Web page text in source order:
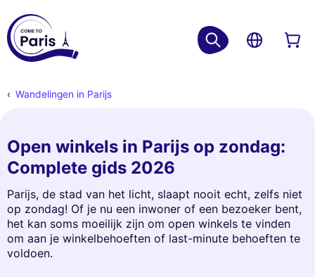
Wandelingen in Parijs
Open winkels in Parijs op zondag:
Complete gids 2026
Parijs, de stad van het licht, slaapt nooit echt, zelfs niet
op zondag! Of je nu een inwoner of een bezoeker bent,
het kan soms moeilijk zijn om open winkels te vinden
om aan je winkelbehoeften of last-minute behoeften te
voldoen.